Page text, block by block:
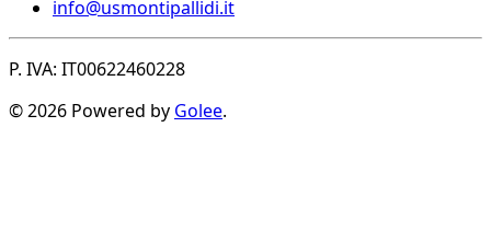
info@usmontipallidi.it
P. IVA: IT00622460228
© 2026 Powered by Golee.